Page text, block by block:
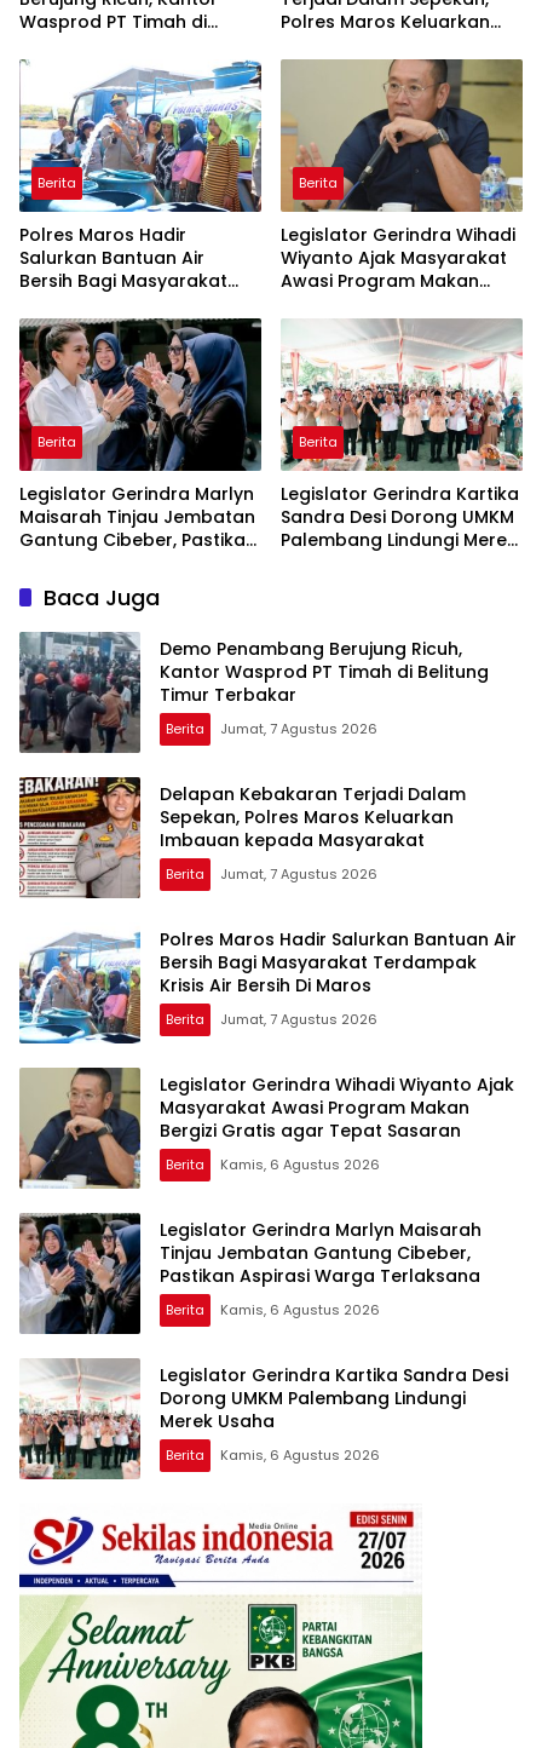
Wasprod PT Timah di
Polres Maros Keluarkan
Masyarakat
Berita
Polres Maros Hadir
Salurkan Bantuan Air
Bersih Bagi Masyarakat
Di Maros
Berita
Legislator Gerindra Wihadi
Wiyanto Ajak Masyarakat
Awasi Program Makan
Sasaran
Berita
Legislator Gerindra Marlyn
Maisarah Tinjau Jembatan
Gantung Cibeber, Pastikan
Berita
Legislator Gerindra Kartika
Sandra Desi Dorong UMKM
Palembang Lindungi Merek
Baca Juga
Demo Penambang Berujung Ricuh,
Kantor Wasprod PT Timah di Belitung
Timur Terbakar
Berita Jumat, 7 Agustus 2026
Delapan Kebakaran Terjadi Dalam
Sepekan, Polres Maros Keluarkan
Imbauan kepada Masyarakat
Berita Jumat, 7 Agustus 2026
Polres Maros Hadir Salurkan Bantuan Air
Bersih Bagi Masyarakat Terdampak
Krisis Air Bersih Di Maros
Berita Jumat, 7 Agustus 2026
Legislator Gerindra Wihadi Wiyanto Ajak
Masyarakat Awasi Program Makan
Bergizi Gratis agar Tepat Sasaran
Berita Kamis, 6 Agustus 2026
Legislator Gerindra Marlyn Maisarah
Tinjau Jembatan Gantung Cibeber,
Pastikan Aspirasi Warga Terlaksana
Berita Kamis, 6 Agustus 2026
Legislator Gerindra Kartika Sandra Desi
Dorong UMKM Palembang Lindungi
Merek Usaha
Berita Kamis, 6 Agustus 2026